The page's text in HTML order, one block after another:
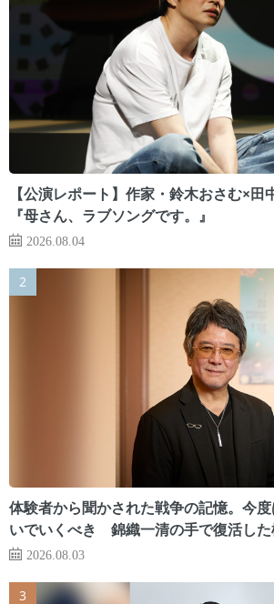
【公演レポート】作家・鈴木おさむ×田
『母さん、ラブソングです。』
2026.08.04
体験者から聞かされた戦争の記憶。今
いでいくべき 錦織一清の手で復活し
2026.08.03